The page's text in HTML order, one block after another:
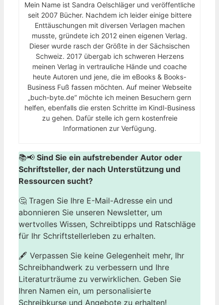
Mein Name ist Sandra Oelschläger und veröffentliche
seit 2007 Bücher. Nachdem ich leider einige bittere
Enttäuschungen mit diversen Verlagen machen
musste, gründete ich 2012 einen eigenen Verlag.
Dieser wurde rasch der Größte in der Sächsischen
Schweiz. 2017 übergab ich schweren Herzens
meinen Verlag in vertrauliche Hände und coache
heute Autoren und jene, die im eBooks & Books-
Business Fuß fassen möchten. Auf meiner Webseite
„buch-byte.de“ möchte ich meinen Besuchern gern
helfen, ebenfalls die ersten Schritte im Kindl-Business
zu gehen. Dafür stelle ich gern kostenfreie
Informationen zur Verfügung.
📚📢 Sind Sie ein aufstrebender Autor oder
Schriftsteller, der nach Unterstützung und
Ressourcen sucht?
🤔 Tragen Sie Ihre E-Mail-Adresse ein und
abonnieren Sie unseren Newsletter, um
wertvolles Wissen, Schreibtipps und Ratschläge
für Ihr Schriftstellerleben zu erhalten.
🖋️ Verpassen Sie keine Gelegenheit mehr, Ihr
Schreibhandwerk zu verbessern und Ihre
Literaturträume zu verwirklichen. Geben Sie
Ihren Namen ein, um personalisierte
Schreibkurse und Angebote zu erhalten!